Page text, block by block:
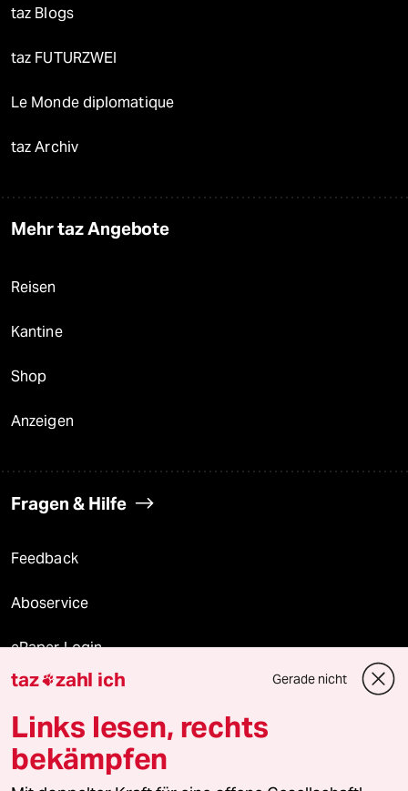
taz Blogs
taz FUTURZWEI
Le Monde diplomatique
taz Archiv
Mehr taz Angebote
Reisen
Kantine
Shop
Anzeigen
Fragen & Hilfe
Feedback
Aboservice
ePaper Login
Downloads für Abonnierende
© 2026 taz Verlags und Vertriebs GmbH
taz zahl ich Gerade nicht
Links lesen, rechts
bekämpfen